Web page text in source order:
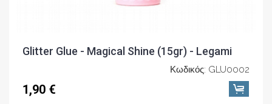
Glitter Glue - Magical Shine (15gr) - Legami
Κωδικός: GLU0002
1,90 €